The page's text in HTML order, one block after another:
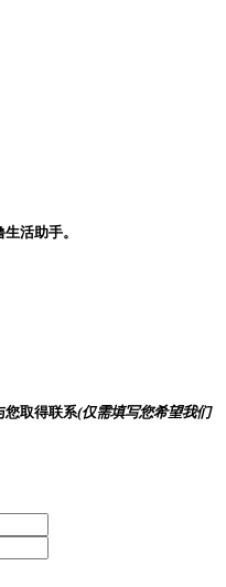
活助手。
您取得联系(仅需填写您希望我们